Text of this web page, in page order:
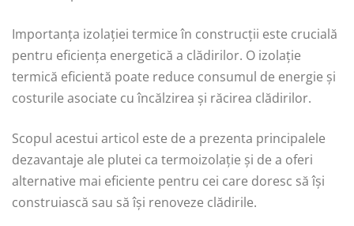
Importanța izolației termice în construcții este crucială
pentru eficiența energetică a clădirilor. O izolație
termică eficientă poate reduce consumul de energie și
costurile asociate cu încălzirea și răcirea clădirilor.
Scopul acestui articol este de a prezenta principalele
dezavantaje ale plutei ca termoizolație și de a oferi
alternative mai eficiente pentru cei care doresc să își
construiască sau să își renoveze clădirile.